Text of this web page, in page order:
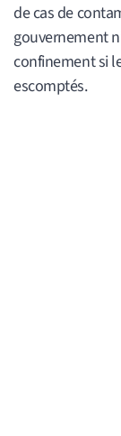
de cas de
gouvernement
confinement si
escomptés.